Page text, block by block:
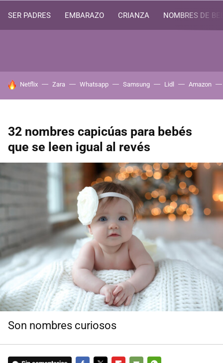
SER PADRES EMBARAZO CRIANZA NOMBRES DE
HOY SE HABLA DE
Netflix Zara Whatsapp Samsung Lidl Amazon
32 nombres capicúas para bebés
que se leen igual al revés
Son nombres curiosos